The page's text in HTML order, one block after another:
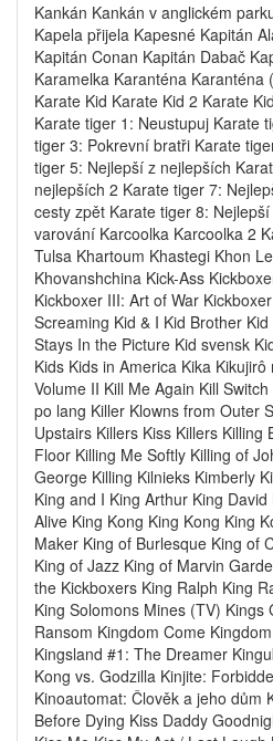
Kankán Kankán v anglickém
Kapela přijela Kapesné Kapitán
Kapitán Conan Kapitán Dabač
Karamelka Karanténa Karanténa
Karate Kid Karate Kid 2 Karate
Karate tiger 1: Neustupuj Karate
tiger 3: Pokrevní bratři Karate
tiger 5: Nejlepší z nejlepších
nejlepších 2 Karate tiger 7:
cesty zpět Karate tiger 8:
varování Karcoolka Karcoolka 2
Tulsa Khartoum Khastegi Khon
Khovanshchina Kick-Ass
Kickboxer III: Art of War
Screaming Kid & I Kid Brother
Stays In the Picture Kid svensk
Kids Kids in America Kika Kikujirô
Volume II Kill Me Again Kill
po lang Killer Klowns from Outer
Upstairs Killers Kiss Killers Killing
Floor Killing Me Softly Killing of
George Killing Kilnieks Kimberly
King and I King Arthur King
Alive King Kong King Kong King
Maker King of Burlesque King of
King of Jazz King of Marvin
the Kickboxers King Ralph King
King Solomons Mines (TV) Kings
Ransom Kingdom Come
Kingsland #1: The Dreamer
Kong vs. Godzilla Kinjite:
Kinoautomat: Člověk a jeho dům
Before Dying Kiss Daddy